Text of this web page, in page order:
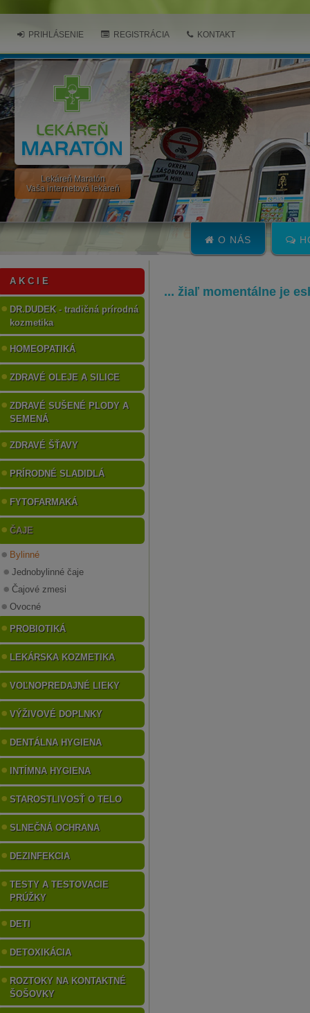
Lekáreň Maratón
Vaša internetová lekáreň
PRIHLÁSENIE REGISTRÁCIA KONTAKT
O NÁS
A K C I E
DR.DUDEK - tradičná prírodná
kozmetika
HOMEOPATIKÁ
ZDRAVÉ OLEJE A SILICE
ZDRAVÉ SUŠENÉ PLODY A
SEMENÁ
ZDRAVÉ ŠŤAVY
PRÍRODNÉ SLADIDLÁ
FYTOFARMAKÁ
ČAJE
Bylinné
Jednobylinné čaje
Čajové zmesi
Ovocné
PROBIOTIKÁ
LEKÁRSKA KOZMETIKA
VOĽNOPREDAJNÉ LIEKY
VÝŽIVOVÉ DOPLNKY
DENTÁLNA HYGIENA
INTÍMNA HYGIENA
STAROSTLIVOSŤ O TELO
SLNEČNÁ OCHRANA
DEZINFEKCIA
TESTY A TESTOVACIE
PRÚŽKY
DETI
DETOXIKÁCIA
ROZTOKY NA KONTAKTNÉ
ŠOŠOVKY
... žiaľ momentálne je